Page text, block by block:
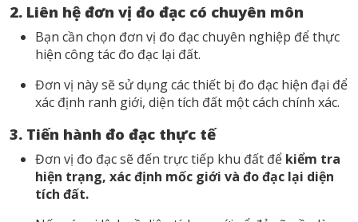
2. Liên hệ đơn vị đo đạc có chuyên môn
Bạn cần chọn đơn vị đo đạc chuyên nghiệp để thực
hiện công tác đo đạc lại đất.
Đơn vị này sẽ sử dụng các thiết bị đo đạc hiện đại để
xác định ranh giới, diện tích đất một cách chính xác.
3. Tiến hành đo đạc thực tế
Đơn vị đo đạc sẽ đến trực tiếp khu đất để kiểm tra
hiện trạng, xác định mốc giới và đo đạc lại diện
tích đất.